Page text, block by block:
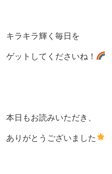
キラキラ輝く毎日を
ゲットしてくださいね！
本日もお読みいただき、
ありがとうございました